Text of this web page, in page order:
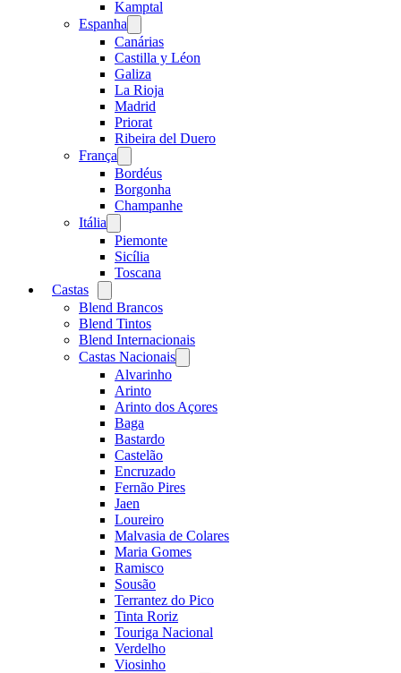
Kamptal
Espanha
menu
Canárias
Castilla y Léon
Galiza
La Rioja
Madrid
Priorat
Ribeira del Duero
França
menu
Bordéus
Borgonha
Champanhe
Itália
menu
Piemonte
Sicília
Toscana
Castas
menu
Blend Brancos
Blend Tintos
Blend Internacionais
Castas Nacionais
menu
Alvarinho
Arinto
Arinto dos Açores
Baga
Bastardo
Castelão
Encruzado
Fernão Pires
Jaen
Loureiro
Malvasia de Colares
Maria Gomes
Ramisco
Sousão
Terrantez do Pico
Tinta Roriz
Touriga Nacional
Verdelho
Viosinho